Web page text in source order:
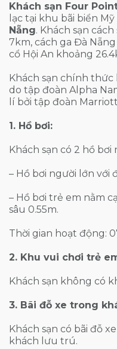
Khách sạn Four
lạc tại khu bãi biển
Nẵng. Khách sạn
7km, cách ga Đà
cổ Hội An khoảng
Khách sạn chính thức
do tập đoàn Alpha
lí bởi tập đoàn
1. Hồ bơi:
Khách sạn có 2 hồ
– Hồ bơi người lớn với
– Hồ bơi trẻ em nằm
sâu 0.55m.
Thời gian hoạt động:
2. Khu vui chơi trẻ
Khách sạn không có
3. Bãi đỗ xe trong
Khách sạn có bãi đỗ
khách lưu trú.